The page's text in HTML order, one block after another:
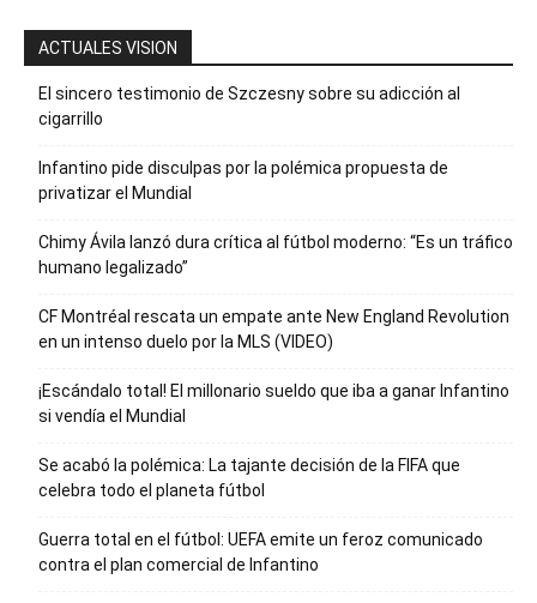
ACTUALES VISION
El sincero testimonio de Szczesny sobre su adicción al
cigarrillo
Infantino pide disculpas por la polémica propuesta de
privatizar el Mundial
Chimy Ávila lanzó dura crítica al fútbol moderno: “Es un tráfico
humano legalizado”
CF Montréal rescata un empate ante New England Revolution
en un intenso duelo por la MLS (VIDEO)
¡Escándalo total! El millonario sueldo que iba a ganar Infantino
si vendía el Mundial
Se acabó la polémica: La tajante decisión de la FIFA que
celebra todo el planeta fútbol
Guerra total en el fútbol: UEFA emite un feroz comunicado
contra el plan comercial de Infantino